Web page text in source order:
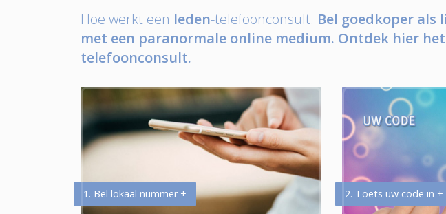
Hoe werkt een leden-telefoonconsult. Bel goedkoper
met een paranormale online medium. Ontdek hier
telefoonconsult.
1. Bel lokaal nummer + 2. Toets uw code in +